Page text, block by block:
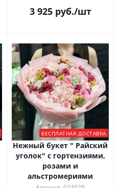
3 925руб./шт
БЕСПЛАТНАЯ ДОСТАВКА
Нежный букет " Райский
уголок" с гортензиями,
розами и
альстромериями